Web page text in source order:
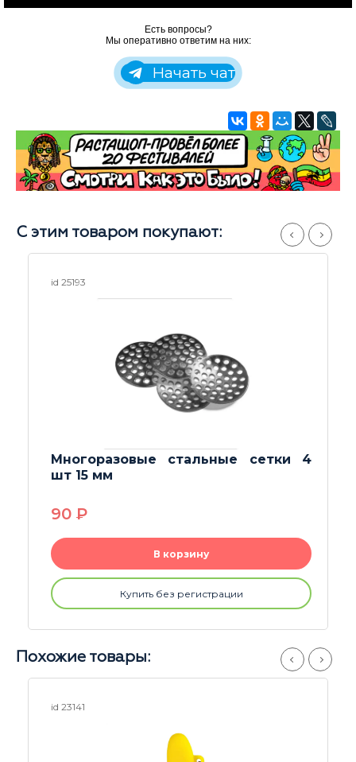
Есть вопросы?
Мы оперативно ответим на них:
Начать чат
С этим товаром покупают:
id 25193
Многоразовые стальные сетки 4
шт 15 мм
90 P
В корзину
Купить без регистрации
Похожие товары:
id 23141